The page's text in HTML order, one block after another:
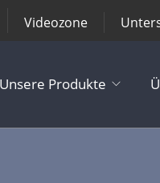
Videozone
Unsere Produkte